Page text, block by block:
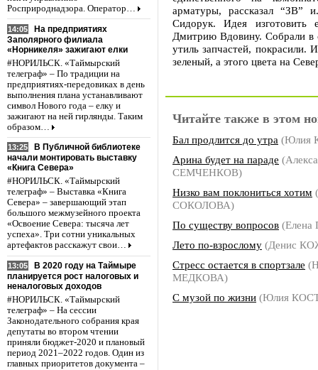
Росприроднадзора. Оператор…
14:05
На предприятиях
Заполярного филиала
«Норникеля» зажигают елки
#НОРИЛЬСК. «Таймырский
телеграф» – По традиции на
предприятиях-передовиках в день
выполнения плана устанавливают
символ Нового года – елку и
зажигают на ней гирлянды. Таким
образом…
13:25
В Публичной библиотеке
начали монтировать выставку
«Книга Севера»
#НОРИЛЬСК. «Таймырский
телеграф» – Выставка «Книга
Севера» – завершающий этап
большого межмузейного проекта
«Освоение Севера: тысяча лет
успеха». Три сотни уникальных
артефактов расскажут свои…
13:05
В 2020 году на Таймыре
планируется рост налоговых и
неналоговых доходов
#НОРИЛЬСК. «Таймырский
телеграф» – На сессии
Законодательного собрания края
депутаты во втором чтении
приняли бюджет-2020 и плановый
период 2021–2022 годов. Один из
главных приоритетов документа –
арматуры, рассказал “ЗВ”
Сидорук. Идея изготовить
Дмитрию Вдовину. Собрали в
утиль запчастей, покрасили.
зеленый, а этого цвета на
Читайте также в этом
Бал продлится до утра (Юлия
Арина будет на параде
СЕМЧЕНКОВ)
Низко вам поклониться хотим
СОКОЛОВА)
По существу вопросов
Лето по-взрослому (Денис
Стресс остается в спортзале
МЕДКОВА)
С музой по жизни (Юлия